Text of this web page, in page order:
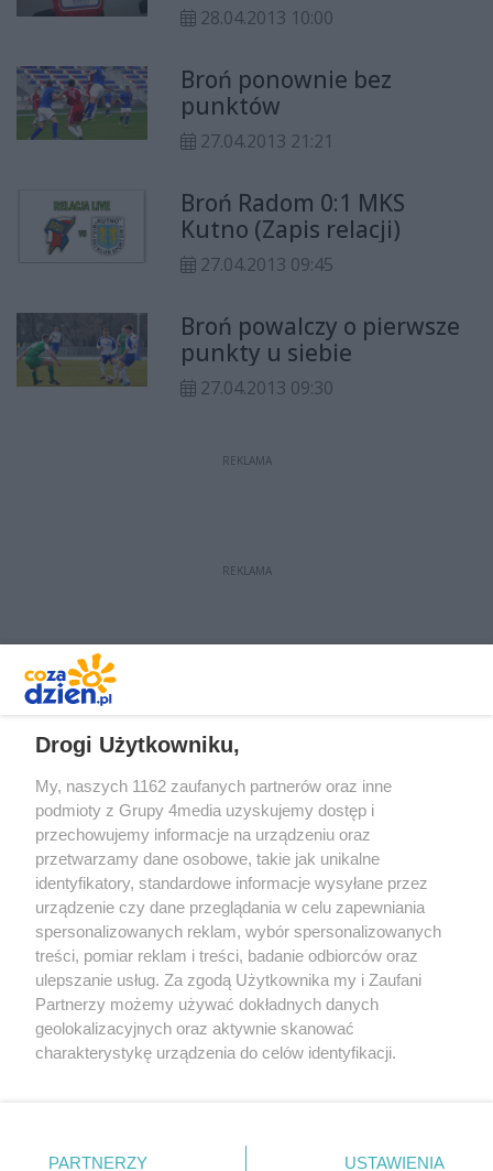
28.04.2013 10:00
Broń ponownie bez
punktów
27.04.2013 21:21
Broń Radom 0:1 MKS
Kutno (Zapis relacji)
27.04.2013 09:45
Broń powalczy o pierwsze
punkty u siebie
27.04.2013 09:30
REKLAMA
REKLAMA
Redakcja Reklama Prywatność
Praca Łódź
the:protocol
Facebook.com
Youtube.com
Drogi Użytkowniku,
My, naszych 1162 zaufanych partnerów oraz inne
podmioty z Grupy 4media uzyskujemy dostęp i
przechowujemy informacje na urządzeniu oraz
przetwarzamy dane osobowe, takie jak unikalne
identyfikatory, standardowe informacje wysyłane przez
urządzenie czy dane przeglądania w celu zapewniania
spersonalizowanych reklam, wybór spersonalizowanych
treści, pomiar reklam i treści, badanie odbiorców oraz
ulepszanie usług. Za zgodą Użytkownika my i Zaufani
Partnerzy możemy używać dokładnych danych
geolokalizacyjnych oraz aktywnie skanować
charakterystykę urządzenia do celów identyfikacji.
zmienić/wycofać klikając przycisk ustawień prywatności
PARTNERZY USTAWIENIA